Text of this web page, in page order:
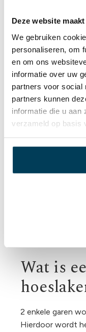
Deze website
We gebruiken
personaliseren, om
en om ons
informatie over uw
partners voor social
partners kunnen
informatie die u aan
verzameld op basis
Duurzaam
Voor (split)
matrassen
Voelt zacht
Pilling vrij
97 %
Verrijkt
Wat is
2 enkele garen
Hierdoor wordt